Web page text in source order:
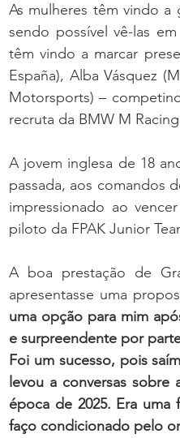
As mulheres têm vindo a
sendo possível vê-las
têm vindo a marcar
España), Alba Vásquez
Motorsports) –
recruta da BMW M
A jovem inglesa de 18
passada, aos comandos
impressionado ao
piloto da FPAK Junior
A boa prestação de
apresentasse uma
uma opção para mim
e surpreendente por
Foi um sucesso, pois
levou a conversas
época de 2025. Era
faço condicionado pelo